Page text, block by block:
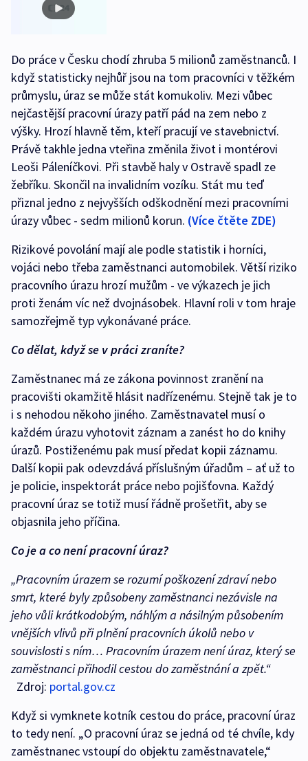
Do práce v Česku chodí zhruba 5 milionů zaměstnanců. I
když statisticky nejhůř jsou na tom pracovníci v těžkém
průmyslu, úraz se může stát komukoliv. Mezi vůbec
nejčastější pracovní úrazy patří pád na zem nebo z
výšky. Hrozí hlavně těm, kteří pracují ve stavebnictví.
Právě takhle jedna vteřina změnila život i montérovi
Leoši Páleníčkovi. Při stavbě haly v Ostravě spadl ze
žebříku. Skončil na invalidním vozíku. Stát mu teď
přiznal jedno z nejvyšších odškodnění mezi pracovními
úrazy vůbec - sedm milionů korun. (Více čtěte ZDE)
Rizikové povolání mají ale podle statistik i horníci,
vojáci nebo třeba zaměstnanci automobilek. Větší riziko
pracovního úrazu hrozí mužům - ve výkazech je jich
proti ženám víc než dvojnásobek. Hlavní roli v tom hraje
samozřejmě typ vykonávané práce.
Co dělat, když se v práci zraníte?
Zaměstnanec má ze zákona povinnost zranění na
pracovišti okamžitě hlásit nadřízenému. Stejně tak je to
i s nehodou někoho jiného. Zaměstnavatel musí o
každém úrazu vyhotovit záznam a zanést ho do knihy
úrazů. Postiženému pak musí předat kopii záznamu.
Další kopii pak odevzdává příslušným úřadům – ať už to
je policie, inspektorát práce nebo pojišťovna. Každý
pracovní úraz se totiž musí řádně prošetřit, aby se
objasnila jeho příčina.
Co je a co není pracovní úraz?
„Pracovním úrazem se rozumí poškození zdraví nebo
smrt, které byly způsobeny zaměstnanci nezávisle na
jeho vůli krátkodobým, náhlým a násilným působením
vnějších vlivů při plnění pracovních úkolů nebo v
souvislosti s ním… Pracovním úrazem není úraz, který se
zaměstnanci přihodil cestou do zaměstnání a zpět.“
Zdroj: portal.gov.cz
Když si vymknete kotník cestou do práce, pracovní úraz
to tedy není. „O pracovní úraz se jedná od té chvíle, kdy
zaměstnanec vstoupí do objektu zaměstnavatele,“